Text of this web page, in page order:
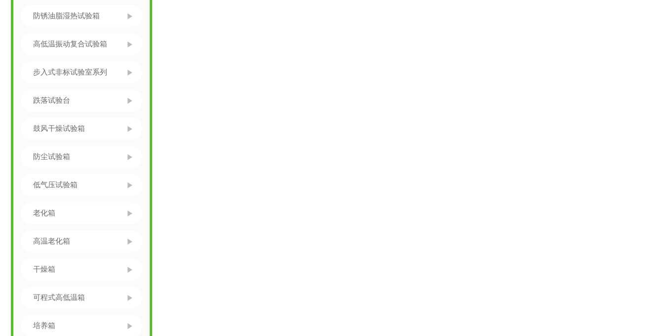
防锈油脂湿热试验箱
高低温振动复合试验箱
步入式非标试验室系列
跌落试验台
鼓风干燥试验箱
防尘试验箱
低气压试验箱
老化箱
高温老化箱
干燥箱
可程式高低温箱
培养箱